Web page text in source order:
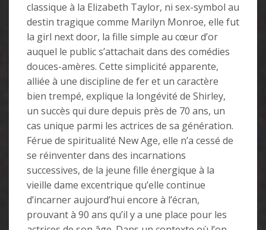
classique à la Elizabeth Taylor, ni sex-symbol au
destin tragique comme Marilyn Monroe, elle fut
la girl next door, la fille simple au cœur d’or
auquel le public s’attachait dans des comédies
douces-amères. Cette simplicité apparente,
alliée à une discipline de fer et un caractère
bien trempé, explique la longévité de Shirley,
un succès qui dure depuis près de 70 ans, un
cas unique parmi les actrices de sa génération.
Férue de spiritualité New Age, elle n’a cessé de
se réinventer dans des incarnations
successives, de la jeune fille énergique à la
vieille dame excentrique qu’elle continue
d’incarner aujourd’hui encore à l’écran,
prouvant à 90 ans qu’il y a une place pour les